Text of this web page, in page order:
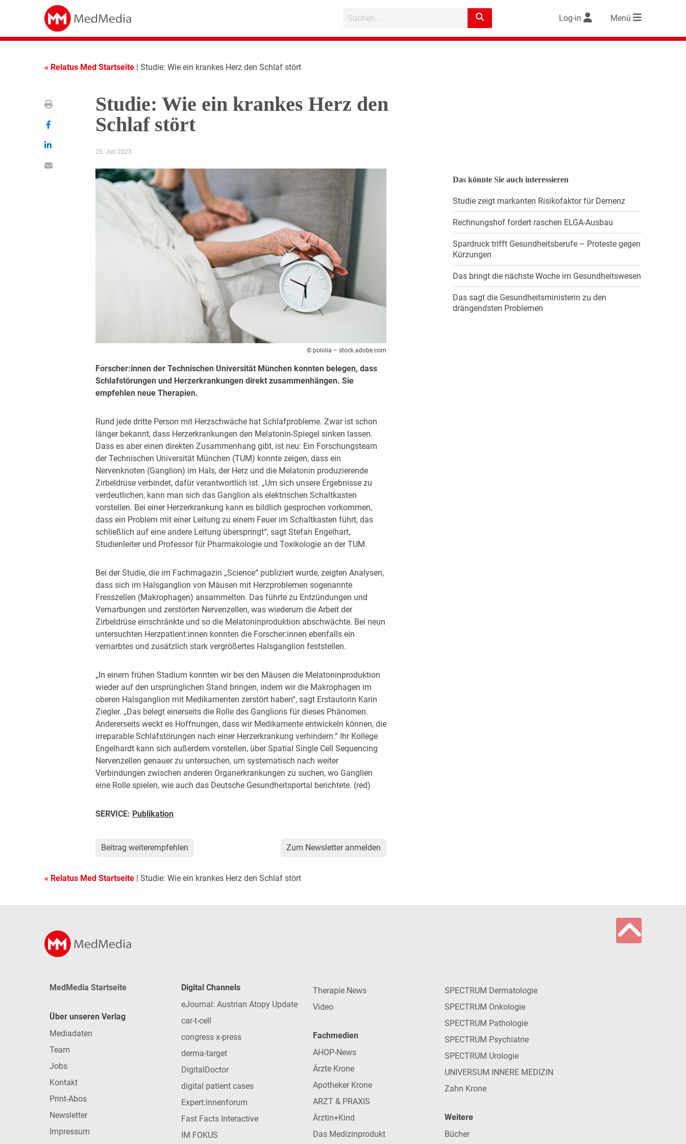
Log-in Menü
« Relatus Med Startseite | Studie: Wie ein krankes Herz den Schlaf stört
Studie: Wie ein krankes Herz den
Schlaf stört
25. Juli 2023
© pololia – stock.adobe.com
Forscher:innen der Technischen Universität München konnten belegen, dass
Schlafstörungen und Herzerkrankungen direkt zusammenhängen. Sie
empfehlen neue Therapien.
Rund jede dritte Person mit Herzschwäche hat Schlafprobleme. Zwar ist schon
länger bekannt, dass Herzerkrankungen den Melatonin-Spiegel sinken lassen.
Dass es aber einen direkten Zusammenhang gibt, ist neu: Ein Forschungsteam
der Technischen Universität München (TUM) konnte zeigen, dass ein
Nervenknoten (Ganglion) im Hals, der Herz und die Melatonin produzierende
Zirbeldrüse verbindet, dafür verantwortlich ist. „Um sich unsere Ergebnisse zu
verdeutlichen, kann man sich das Ganglion als elektrischen Schaltkasten
vorstellen. Bei einer Herzerkrankung kann es bildlich gesprochen vorkommen,
dass ein Problem mit einer Leitung zu einem Feuer im Schaltkasten führt, das
schließlich auf eine andere Leitung überspringt“, sagt Stefan Engelhart,
Studienleiter und Professor für Pharmakologie und Toxikologie an der TUM.
Bei der Studie, die im Fachmagazin „Science“ publiziert wurde, zeigten Analysen,
dass sich im Halsganglion von Mäusen mit Herzproblemen sogenannte
Fresszellen (Makrophagen) ansammelten. Das führte zu Entzündungen und
Vernarbungen und zerstörten Nervenzellen, was wiederum die Arbeit der
Zirbeldrüse einschränkte und so die Melatoninproduktion abschwächte. Bei neun
untersuchten Herzpatient:innen konnten die Forscher:innen ebenfalls ein
vernarbtes und zusätzlich stark vergrößertes Halsganglion feststellen.
„In einem frühen Stadium konnten wir bei den Mäusen die Melatoninproduktion
wieder auf den ursprünglichen Stand bringen, indem wir die Makrophagen im
oberen Halsganglion mit Medikamenten zerstört haben“, sagt Erstautorin Karin
Ziegler. „Das belegt einerseits die Rolle des Ganglions für dieses Phänomen.
Andererseits weckt es Hoffnungen, dass wir Medikamente entwickeln können, die
irreparable Schlafstörungen nach einer Herzerkrankung verhindern.“ Ihr Kollege
Engelhardt kann sich außerdem vorstellen, über Spatial Single Cell Sequencing
Nervenzellen genauer zu untersuchen, um systematisch nach weiter
Verbindungen zwischen anderen Organerkrankungen zu suchen, wo Ganglien
eine Rolle spielen, wie auch das Deutsche Gesundheitsportal berichtete. (red)
SERVICE: Publikation
Beitrag weiterempfehlen Zum Newsletter anmelden
Das könnte Sie auch interessieren
Studie zeigt markanten Risikofaktor für Demenz
Rechnungshof fordert raschen ELGA-Ausbau
Spardruck trifft Gesundheitsberufe – Proteste gegen
Kürzungen
Das bringt die nächste Woche im Gesundheitswesen
Das sagt die Gesundheitsministerin zu den
drängendsten Problemen
« Relatus Med Startseite | Studie: Wie ein krankes Herz den Schlaf stört
MedMedia Startseite
Über unseren Verlag
Mediadaten
Team
Jobs
Kontakt
Print-Abos
Newsletter
Impressum
Digital Channels
eJournal: Austrian Atopy Update
car-t-cell
congress x-press
derma-target
DigitalDoctor
digital patient cases
Expert:innenforum
Fast Facts Interactive
IM FOKUS
Therapie News
Video
Fachmedien
AHOP-News
Ärzte Krone
Apotheker Krone
ARZT & PRAXIS
Ärztin+Kind
Das Medizinprodukt
SPECTRUM Dermatologie
SPECTRUM Onkologie
SPECTRUM Pathologie
SPECTRUM Psychiatrie
SPECTRUM Urologie
UNIVERSUM INNERE MEDIZIN
Zahn Krone
Weitere
Bücher